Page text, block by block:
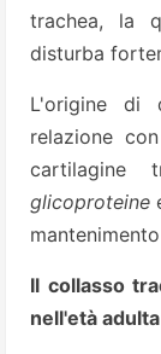
trachea, la
disturba
L'origine di
relazione
cartilagine
glicoproteine
Il collasso
nell'età